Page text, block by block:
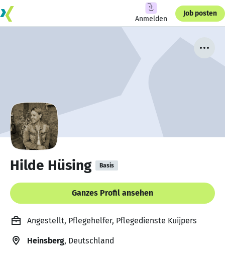
Anmelden
Job posten
Hilde Hüsing Basis
Ganzes Profil ansehen
Angestellt, Pflegehelfer, Pflegedienste Kuijpers
Heinsberg, Deutschland